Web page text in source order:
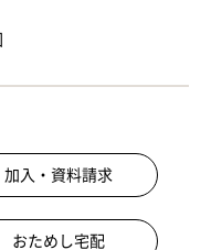
加入・資料請求
おためし宅配